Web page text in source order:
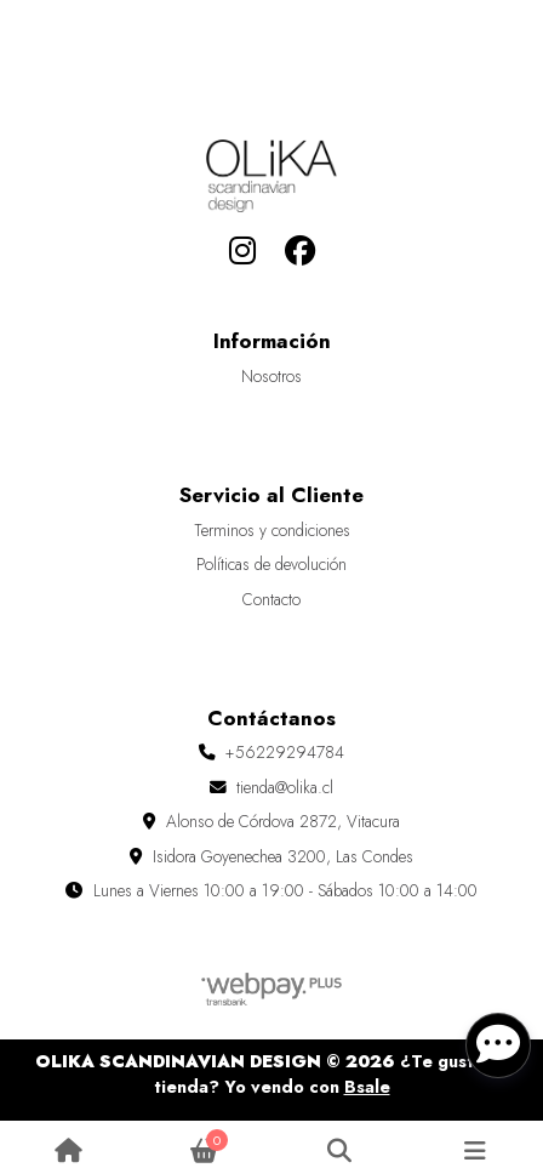
Información
Nosotros
Servicio al Cliente
Terminos y condiciones
Políticas de devolución
Contacto
Contáctanos
+56229294784
tienda@olika.cl
Alonso de Córdova 2872, Vitacura
Isidora Goyenechea 3200, Las Condes
Lunes a Viernes 10:00 a 19:00 - Sábados 10:00 a 14:00
OLIKA SCANDINAVIAN DESIGN © 2026 ¿Te gusta mi
tienda? Yo vendo con Bsale
0